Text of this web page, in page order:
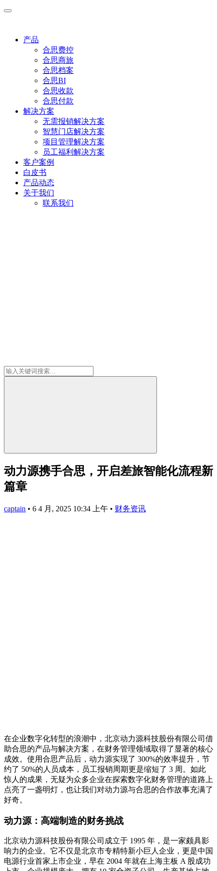
产品
合思费控
合思商旅
合思档案
合思BI
合思收款
合思付款
解决方案
无需报销解决方案
智慧门店解决方案
项目管理解决方案
员工福利解决方案
客户案例
白皮书
产品动态
关于我们
联系我们
动力源携手合思，开启差旅智能化流程新
篇章
captain • 6 4 月, 2025 10:34 上午 • 财务资讯
在企业数字化转型的浪潮中，北京动力源科技股份有限公司借
助合思的产品与解决方案，在财务管理领域取得了显著的核心
成效。使用合思产品后，动力源实现了 300%的效率提升，节
约了 50%的人员成本，员工报销周期更是缩短了 3 周。如此
惊人的成果，无疑为众多企业在探索数字化财务管理的道路上
点亮了一盏明灯，也让我们对动力源与合思的合作故事充满了
好奇。
动力源：高端制造的财务挑战
北京动力源科技股份有限公司成立于 1995 年，是一家颇具影
响力的企业。它不仅是北京市专精特新小巨人企业，更是中国
电源行业首家上市企业，早在 2004 年就在上海主板 A 股成功